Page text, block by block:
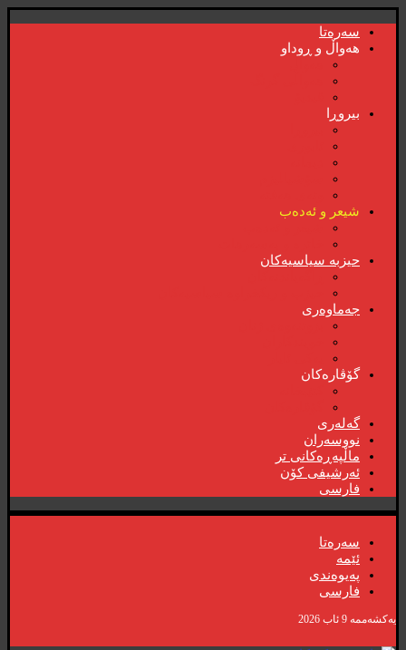
سەرەتا
هەواڵ و ڕوداو
بیروڕا
شیعر و ئەدەب
حیزبە سیاسیەکان
جەماوەری
گۆڤارەکان
گەلەری
نووسەران
ماڵپەڕەکانی تر
ئەرشیفی کۆن
فارسی
سەرەتا
ئێمە
پەیوەندی
فارسی
یەکشەممە 9 ئاب 2026